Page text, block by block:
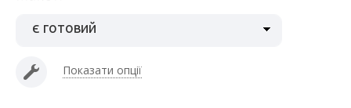
є готовий
Показати опції